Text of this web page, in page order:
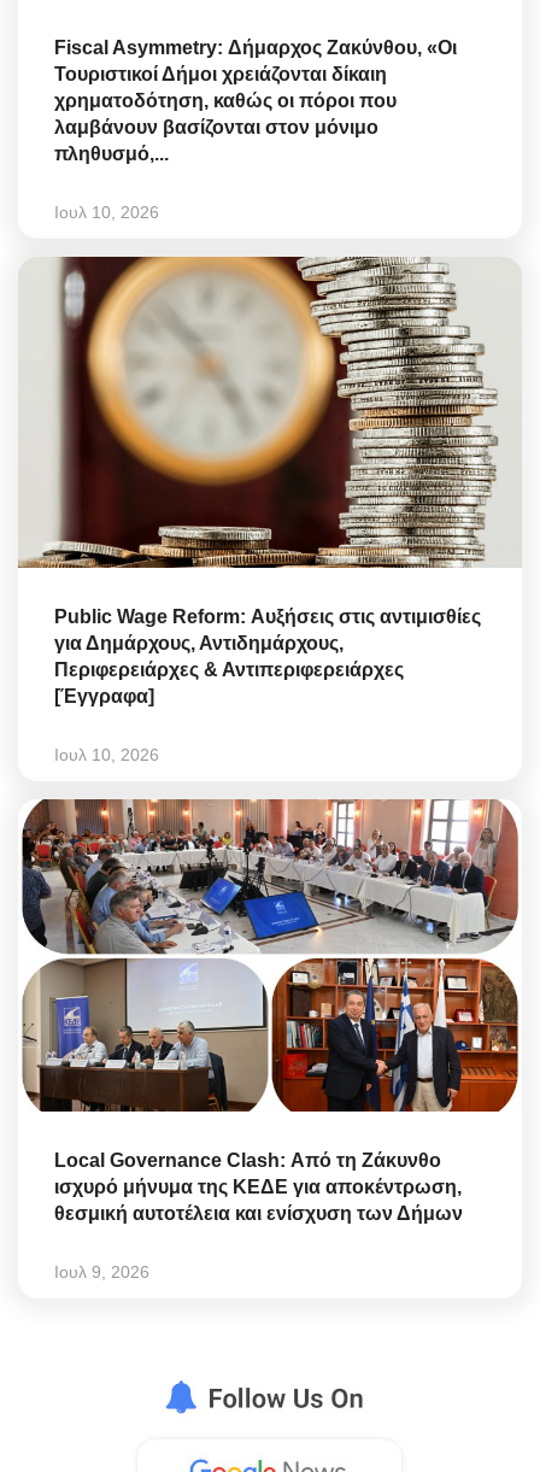
Fiscal Asymmetry: Δήμαρχος Ζακύνθου, «Οι
Τουριστικοί Δήμοι χρειάζονται δίκαιη
χρηματοδότηση, καθώς οι πόροι που
λαμβάνουν βασίζονται στον μόνιμο
πληθυσμό,...
Ιουλ 10, 2026
Public Wage Reform: Αυξήσεις στις αντιμισθίες
για Δημάρχους, Αντιδημάρχους,
Περιφερειάρχες & Αντιπεριφερειάρχες
[Έγγραφα]
Ιουλ 10, 2026
Local Governance Clash: Από τη Ζάκυνθο
ισχυρό μήνυμα της ΚΕΔΕ για αποκέντρωση,
θεσμική αυτοτέλεια και ενίσχυση των Δήμων
Ιουλ 9, 2026